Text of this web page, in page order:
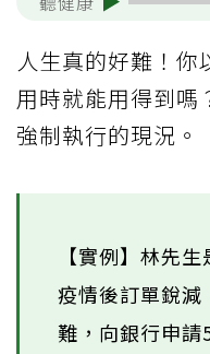
人生真的好難！你
用時就能用得到嗎
強制執行的現況。
【實例】林先
疫情後訂單銳減
難，向銀行申